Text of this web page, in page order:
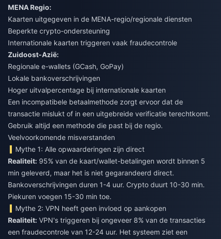
MENA Regio:
Kaarten uitgegeven in de MENA-regio/regionale diensten
Beperkte crypto-ondersteuning
Internationale kaarten triggeren vaak fraudecontrole
Zuidoost-Azië:
Regionale e-wallets (GCash, GoPay)
Lokale bankoverschrijvingen
Hoger uitvalpercentage bij internationale kaarten
Een incompatibele betaalmethode zorgt ervoor dat de
transactie mislukt of in een uitgebreide verificatie terechtkomt.
Gebruik altijd een methode die past bij de regio.
Veelvoorkomende misverstanden
Mythe 1: Alle opwaarderingen zijn direct
Realiteit: 95% van de kaart/wallet-betalingen wordt binnen 5
min geleverd, maar het is niet gegarandeerd direct.
Bankoverschrijvingen duren 1-4 uur. Crypto duurt 10-30 min.
Piekuren voegen 15-30 min toe.
Mythe 2: VPN heeft geen invloed op aankopen
Realiteit: VPN's triggeren bij ongeveer 8% van de transacties
een fraudecontrole van 12-24 uur. Het systeem ziet een